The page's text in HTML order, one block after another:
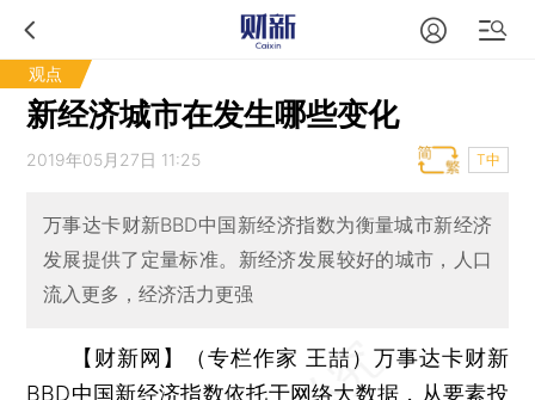
观点
新经济城市在发生哪些变化
2019年05月27日 11:25 T中
万事达卡财新BBD中国新经济指数为衡量城市新经济
发展提供了定量标准。新经济发展较好的城市，人口
流入更多，经济活力更强
【财新网】（专栏作家 王喆） 万事达卡财新
BBD中国新经济指数依托于网络大数据，从要素投